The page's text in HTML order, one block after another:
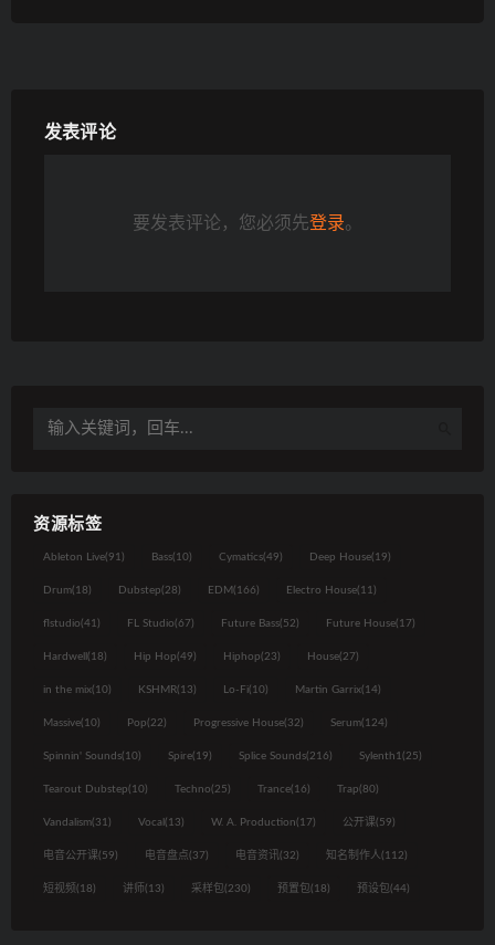
发表评论
要发表评论，您必须先登录。
资源标签
Ableton Live(91) Bass(10) Cymatics(49) Deep House(19)
Drum(18) Dubstep(28) EDM(166) Electro House(11)
flstudio(41) FL Studio(67) Future Bass(52) Future House(17)
Hardwell (18) Hip Hop(49) Hiphop(23) House(27)
in the mix(10) KSHMR(13) Lo-Fi(10) Martin Garrix(14)
Massive(10) Pop(22) Progressive House(32) Serum(124)
Spinnin' Sounds(10) Spire(19) Splice Sounds(216) Sylenth1(25)
Tearout Dubstep(10) Techno(25) Trance(16) Trap(80)
Vandalism(31) Vocal (13) W. A. Production(17) 公开课(59)
电音公开课(59) 电音盘点(37) 电音资讯(32) 知名制作人(112)
短视频 (18) 讲师(13) 采样包(230) 预置包(18) 预设包(44)